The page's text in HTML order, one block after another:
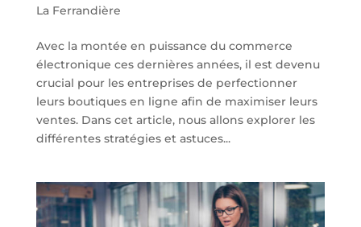
La Ferrandière
Avec la montée en puissance du commerce
électronique ces dernières années, il est devenu
crucial pour les entreprises de perfectionner
leurs boutiques en ligne afin de maximiser leurs
ventes. Dans cet article, nous allons explorer les
différentes stratégies et astuces...